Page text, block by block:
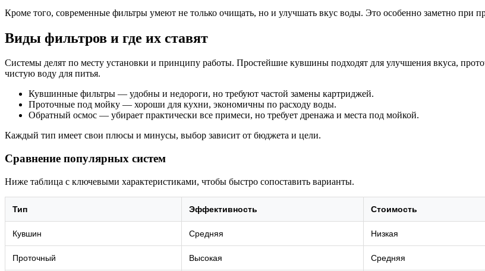
Кроме того, современные фильтры умеют не только очищать, но и улучшать вкус воды. Это особенно заметно при
Виды фильтров и где их ставят
Системы делят по месту установки и принципу работы. Простейшие кувшины подходят для улучшения вкуса,
чистую воду для питья.
Кувшинные фильтры — удобны и недороги, но требуют частой замены картриджей.
Проточные под мойку — хороши для кухни, экономичны по расходу воды.
Обратный осмос — убирает практически все примеси, но требует дренажа и места под мойкой.
Каждый тип имеет свои плюсы и минусы, выбор зависит от бюджета и цели.
Сравнение популярных систем
Ниже таблица с ключевыми характеристиками, чтобы быстро сопоставить варианты.
Тип Эффективность Стоимость
Кувшин Средняя Низкая
Проточный Высокая Средняя